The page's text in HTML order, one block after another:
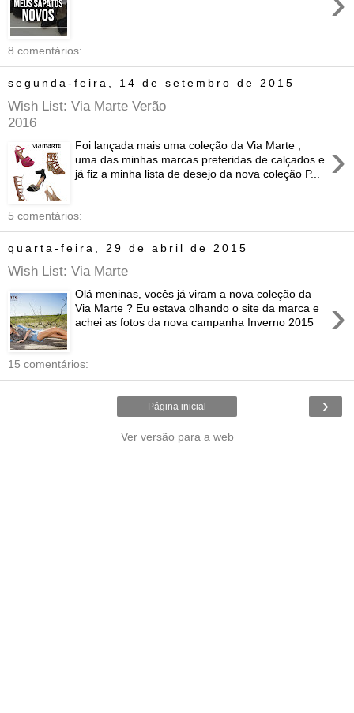
8 comentários:
segunda-feira, 14 de setembro de 2015
Wish List: Via Marte Verão
2016
›
Foi lançada mais uma coleção da Via Marte ,
uma das minhas marcas preferidas de calçados e
já fiz a minha lista de desejo da nova coleção P...
5 comentários:
quarta-feira, 29 de abril de 2015
Wish List: Via Marte
›
Olá meninas, vocês já viram a nova coleção da
Via Marte ? Eu estava olhando o site da marca e
achei as fotos da nova campanha Inverno 2015
15 comentários:
›
Página inicial
Ver versão para a web